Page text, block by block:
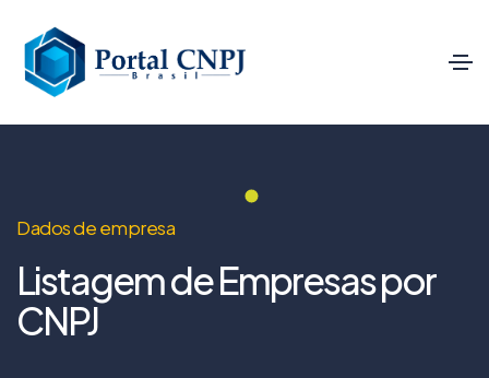
Dados de empresa
Listagem de Empresas por
CNPJ